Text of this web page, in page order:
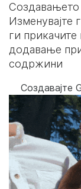
Создавањето
Изменувајте
ги
додавање
содржини
Создавајте